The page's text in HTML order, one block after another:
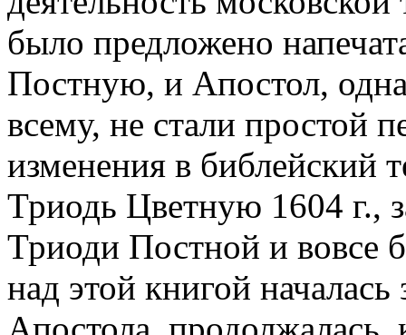
было предложено
Постную, и Апостол,
всему, не стали простой
изменения в библейский
Триодь Цветную 1604 г.,
Триоди Постной и вовсе
над этой книгой